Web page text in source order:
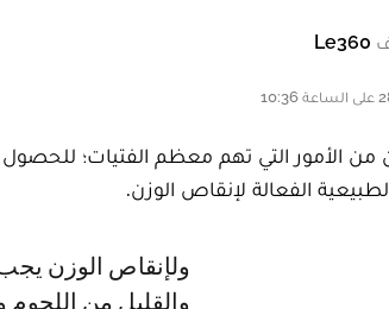
Le360
من الأمور التي تهم معظم الفتيات؛
الفعالة لإنقاص الوزن.
ولإنقاص الوزن يجب أولا إتباع نظام غذائى متوازن يركز على الخضراوات والفاكهة
والقليل من اللحوم